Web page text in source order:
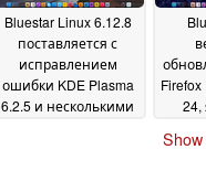
Bluestar Linux 6.12.8
поставляется с
исправлением
ошибки KDE Plasma
6.2.5 и несколькими
24,